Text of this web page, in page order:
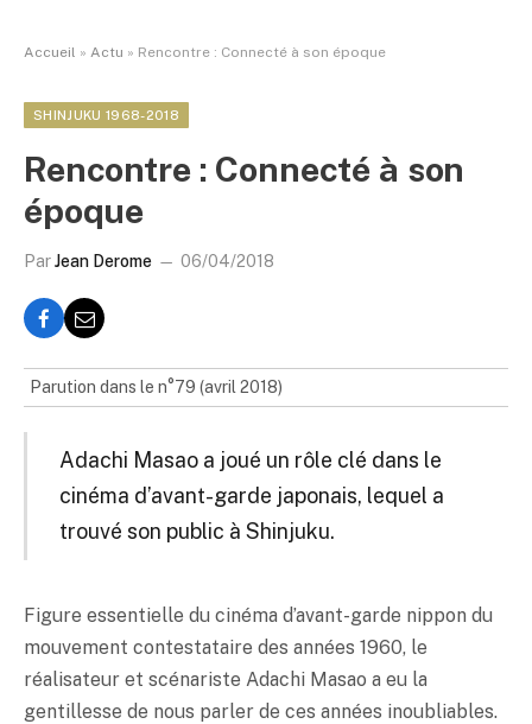
Accueil » Actu » Rencontre : Connecté à son époque
SHINJUKU 1968-2018
Rencontre : Connecté à son
époque
ParJean Derome 06/04/2018
Parution dans le n°79 (avril 2018)
Adachi Masao a joué un rôle clé dans le
cinéma d’avant-garde japonais, lequel a
trouvé son public à Shinjuku.
Figure essentielle du cinéma d’avant-garde nippon du
mouvement contestataire des années 1960, le
réalisateur et scénariste Adachi Masao a eu la
gentillesse de nous parler de ces années inoubliables.